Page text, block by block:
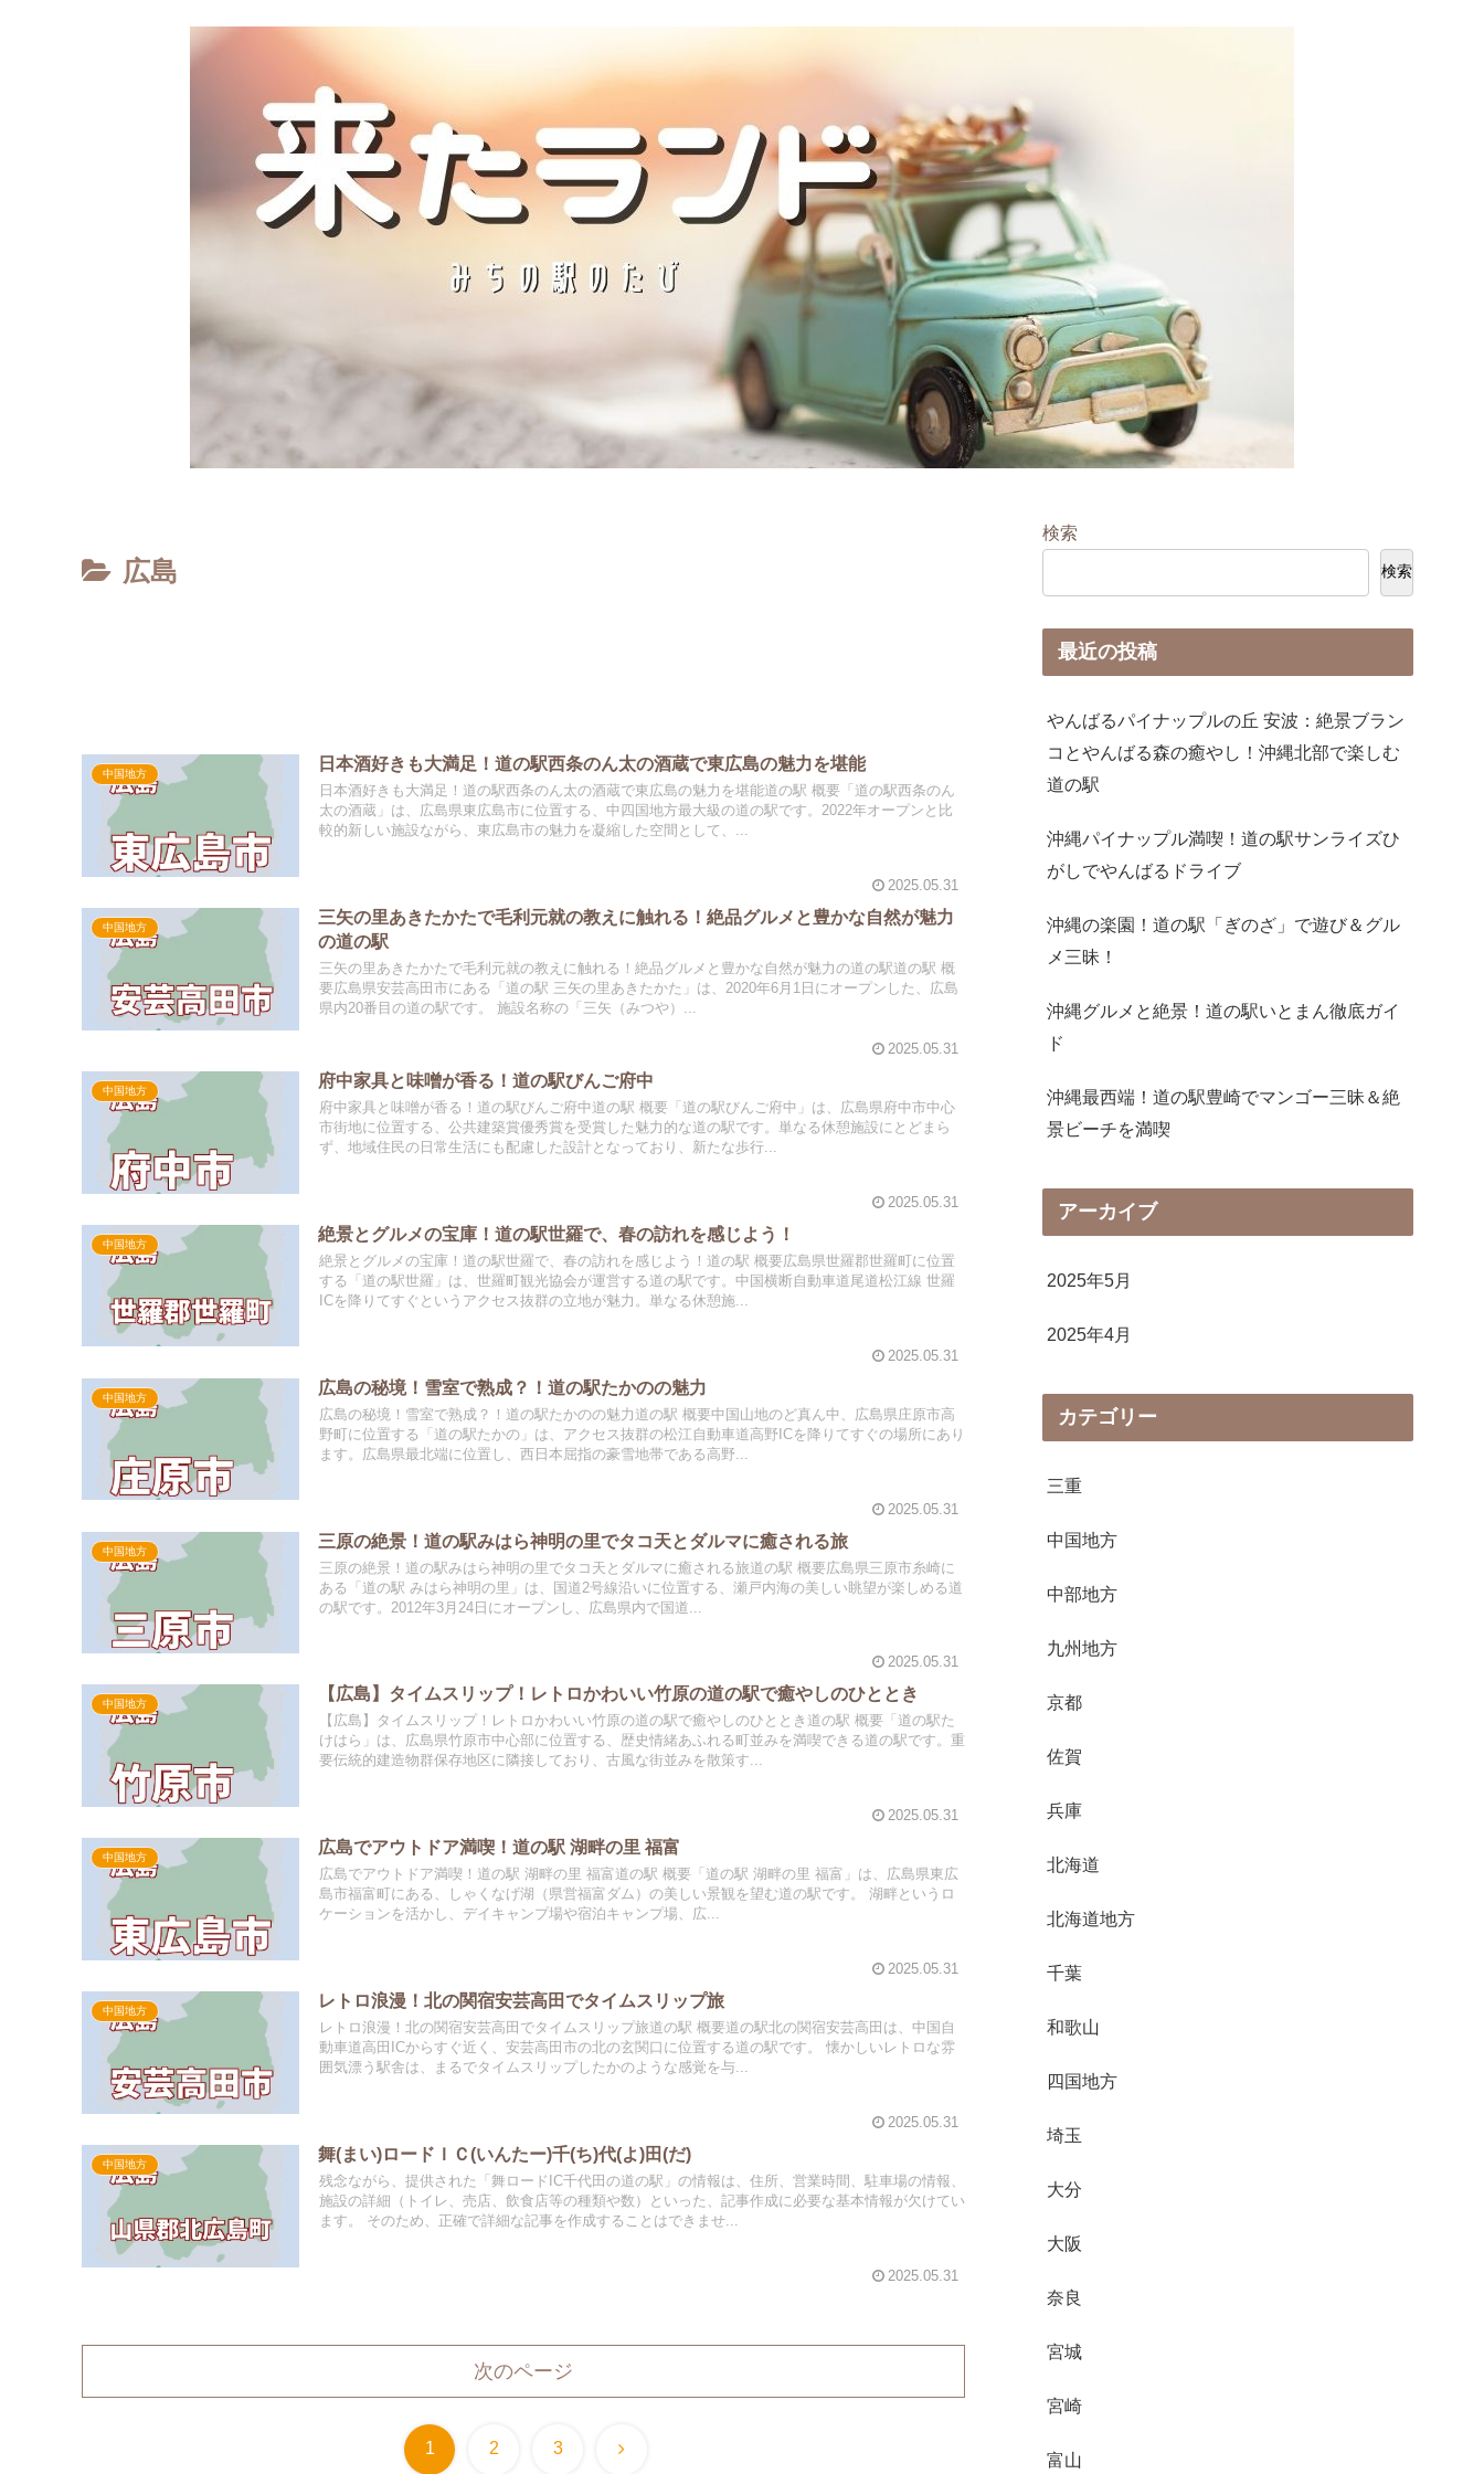
広島
中国地方
日本酒好きも大満足！道の駅西条のん太の酒蔵で東広島の魅力を堪能
日本酒好きも大満足！道の駅西条のん太の酒蔵で東広島の魅力を堪能道の駅 概要「道の駅西条のん
太の酒蔵」は、広島県東広島市に位置する、中四国地方最大級の道の駅です。2022年オープンと比
較的新しい施設ながら、東広島市の魅力を凝縮した空間として、...
2025.05.31
中国地方
三矢の里あきたかたで毛利元就の教えに触れる！絶品グルメと豊かな自然が魅力
の道の駅
三矢の里あきたかたで毛利元就の教えに触れる！絶品グルメと豊かな自然が魅力の道の駅道の駅 概
要広島県安芸高田市にある「道の駅 三矢の里あきたかた」は、2020年6月1日にオープンした、広島
県内20番目の道の駅です。 施設名称の「三矢（みつや）...
2025.05.31
中国地方
府中家具と味噌が香る！道の駅びんご府中
府中家具と味噌が香る！道の駅びんご府中道の駅 概要「道の駅びんご府中」は、広島県府中市中心
市街地に位置する、公共建築賞優秀賞を受賞した魅力的な道の駅です。単なる休憩施設にとどまら
ず、地域住民の日常生活にも配慮した設計となっており、新たな歩行...
2025.05.31
中国地方
絶景とグルメの宝庫！道の駅世羅で、春の訪れを感じよう！
絶景とグルメの宝庫！道の駅世羅で、春の訪れを感じよう！道の駅 概要広島県世羅郡世羅町に位置
する「道の駅世羅」は、世羅町観光協会が運営する道の駅です。中国横断自動車道尾道松江線 世羅
ICを降りてすぐというアクセス抜群の立地が魅力。単なる休憩施...
2025.05.31
中国地方
広島の秘境！雪室で熟成？！道の駅たかのの魅力
広島の秘境！雪室で熟成？！道の駅たかのの魅力道の駅 概要中国山地のど真ん中、広島県庄原市高
野町に位置する「道の駅たかの」は、アクセス抜群の松江自動車道高野ICを降りてすぐの場所にあり
ます。広島県最北端に位置し、西日本屈指の豪雪地帯である高野...
2025.05.31
中国地方
三原の絶景！道の駅みはら神明の里でタコ天とダルマに癒される旅
三原の絶景！道の駅みはら神明の里でタコ天とダルマに癒される旅道の駅 概要広島県三原市糸崎に
ある「道の駅 みはら神明の里」は、国道2号線沿いに位置する、瀬戸内海の美しい眺望が楽しめる道
の駅です。2012年3月24日にオープンし、広島県内で国道...
2025.05.31
中国地方
【広島】タイムスリップ！レトロかわいい竹原の道の駅で癒やしのひととき
【広島】タイムスリップ！レトロかわいい竹原の道の駅で癒やしのひととき道の駅 概要「道の駅た
けはら」は、広島県竹原市中心部に位置する、歴史情緒あふれる町並みを満喫できる道の駅です。重
要伝統的建造物群保存地区に隣接しており、古風な街並みを散策す...
2025.05.31
中国地方
広島でアウトドア満喫！道の駅 湖畔の里 福富
広島でアウトドア満喫！道の駅 湖畔の里 福富道の駅 概要「道の駅 湖畔の里 福富」は、広島県東広
島市福富町にある、しゃくなげ湖（県営福富ダム）の美しい景観を望む道の駅です。 湖畔というロ
ケーションを活かし、デイキャンプ場や宿泊キャンプ場、広...
2025.05.31
中国地方
レトロ浪漫！北の関宿安芸高田でタイムスリップ旅
レトロ浪漫！北の関宿安芸高田でタイムスリップ旅道の駅 概要道の駅北の関宿安芸高田は、中国自
動車道高田ICからすぐ近く、安芸高田市の北の玄関口に位置する道の駅です。 懐かしいレトロな雰
囲気漂う駅舎は、まるでタイムスリップしたかのような感覚を与...
2025.05.31
中国地方
舞(まい)ロードＩＣ(いんたー)千(ち)代(よ)田(だ)
残念ながら、提供された「舞ロードIC千代田の道の駅」の情報は、住所、営業時間、駐車場の情報、
施設の詳細（トイレ、売店、飲食店等の種類や数）といった、記事作成に必要な基本情報が欠けてい
ます。 そのため、正確で詳細な記事を作成することはできませ...
2025.05.31
次のページ
1 2 3 次
検索
検索
最近の投稿
やんばるパイナップルの丘 安波：絶景ブラン
コとやんばる森の癒やし！沖縄北部で楽しむ
道の駅
沖縄パイナップル満喫！道の駅サンライズひ
がしでやんばるドライブ
沖縄の楽園！道の駅「ぎのざ」で遊び＆グル
メ三昧！
沖縄グルメと絶景！道の駅いとまん徹底ガイ
ド
沖縄最西端！道の駅豊崎でマンゴー三昧＆絶
景ビーチを満喫
アーカイブ
2025年5月
2025年4月
カテゴリー
三重
中国地方
中部地方
九州地方
京都
佐賀
兵庫
北海道
北海道地方
千葉
和歌山
四国地方
埼玉
大分
大阪
奈良
宮城
宮崎
富山